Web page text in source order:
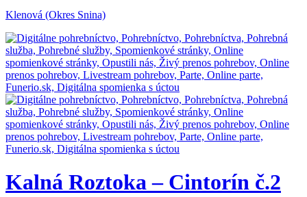
Klenová (Okres Snina)
Kalná Roztoka – Cintorín č.2